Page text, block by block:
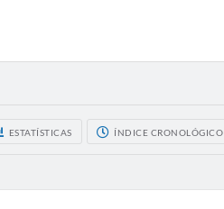
ESTATÍSTICAS ÍNDICE CRONOLÓGICO